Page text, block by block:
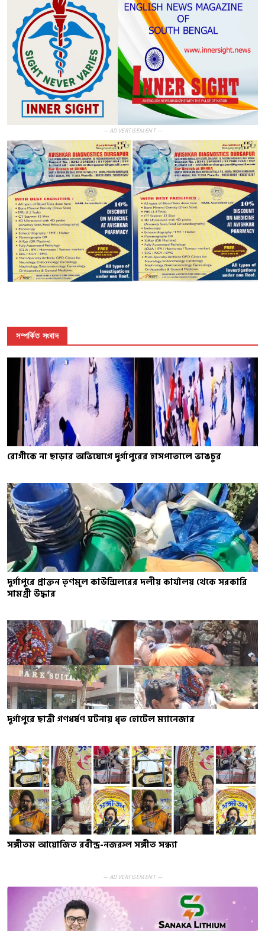
— ADVERTISEMENT —
সম্পর্কিত সংবাদ
রোগীকে না ছাড়ার অভিযোগে দুর্গাপুরের হাসপাতালে ভাঙচুর
দুর্গাপুরে প্রাক্তন তৃণমূল কাউন্সিলরের দলীয় কার্যালয় থেকে সরকারি
সামগ্রী উদ্ধার
দুর্গাপুরে ছাত্রী গণধর্ষণ ঘটনায় ধৃত হোটেল ম্যানেজার
সঙ্গীতম আয়োজিত রবীন্দ্র-নজরুল সঙ্গীত সন্ধ্যা
— ADVERTISEMENT —